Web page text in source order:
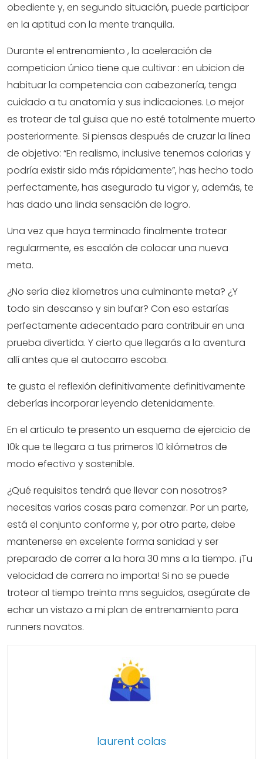
obediente y, en segundo situación, puede participar
en la aptitud con la mente tranquila.
Durante el entrenamiento , la aceleración de
competicion único tiene que cultivar : en ubicion de
habituar la competencia con cabezonería, tenga
cuidado a tu anatomía y sus indicaciones. Lo mejor
es trotear de tal guisa que no esté totalmente muerto
posteriormente. Si piensas después de cruzar la línea
de objetivo: “En realismo, inclusive tenemos calorias y
podría existir sido más rápidamente”, has hecho todo
perfectamente, has asegurado tu vigor y, además, te
has dado una linda sensación de logro.
Una vez que haya terminado finalmente trotear
regularmente, es escalón de colocar una nueva
meta.
¿No sería diez kilometros una culminante meta? ¿Y
todo sin descanso y sin bufar? Con eso estarías
perfectamente adecentado para contribuir en una
prueba divertida. Y cierto que llegarás a la aventura
allí antes que el autocarro escoba.
te gusta el reflexión definitivamente definitivamente
deberías incorporar leyendo detenidamente.
En el articulo te presento un esquema de ejercicio de
10k que te llegara a tus primeros 10 kilómetros de
modo efectivo y sostenible.
¿Qué requisitos tendrá que llevar con nosotros?
necesitas varios cosas para comenzar. Por un parte,
está el conjunto conforme y, por otro parte, debe
mantenerse en excelente forma sanidad y ser
preparado de correr a la hora 30 mns a la tiempo. ¡Tu
velocidad de carrera no importa! Si no se puede
trotear al tiempo treinta mns seguidos, asegúrate de
echar un vistazo a mi plan de entrenamiento para
runners novatos.
laurent colas